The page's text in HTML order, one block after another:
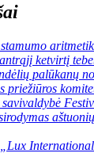
ketvirtį
palūkanų
priežiūros
International